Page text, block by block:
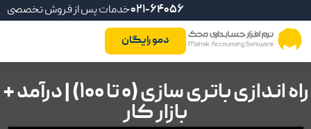
خدمات پس از فروش تخصصی021-64056
دمو رایگان
راه اندازی باتری سازی (0 تا 100) | درآمد +
بازار کار